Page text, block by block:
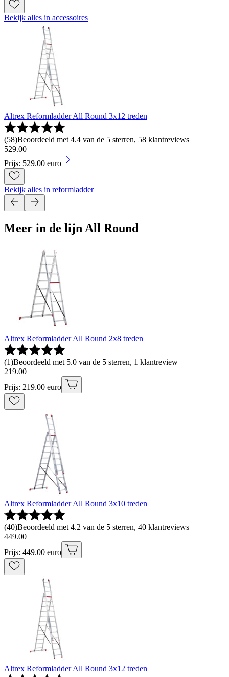
Bekijk alles in accessoires
Altrex Reformladder All Round 3x12 treden
(58)Beoordeeld met 4.4 van de 5 sterren, 58 klantreviews
529.00
Prijs: 529.00 euro
Bekijk alles in reformladder
Meer in de lijn All Round
Altrex Reformladder All Round 2x8 treden
(1)Beoordeeld met 5.0 van de 5 sterren, 1 klantreview
219.00
Prijs: 219.00 euro
Altrex Reformladder All Round 3x10 treden
(40)Beoordeeld met 4.2 van de 5 sterren, 40 klantreviews
449.00
Prijs: 449.00 euro
Altrex Reformladder All Round 3x12 treden